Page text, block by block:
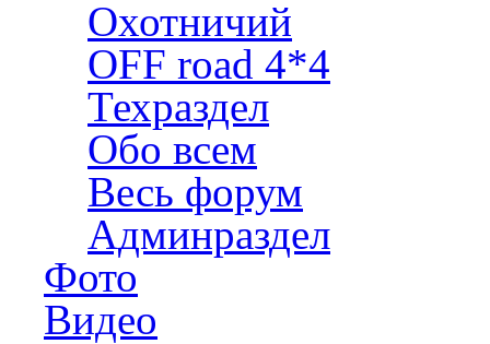
Охотничий
OFF road 4*4
Техраздел
Обо всем
Весь форум
Админраздел
Фото
Видео